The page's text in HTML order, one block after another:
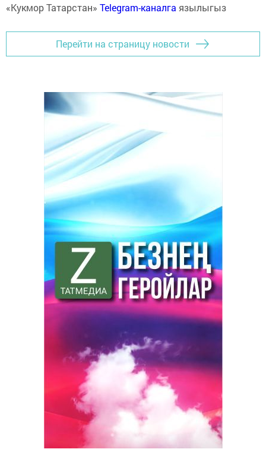
«Кукмор Татарстан» Telegram-каналга язылыгыз
Перейти на страницу новости